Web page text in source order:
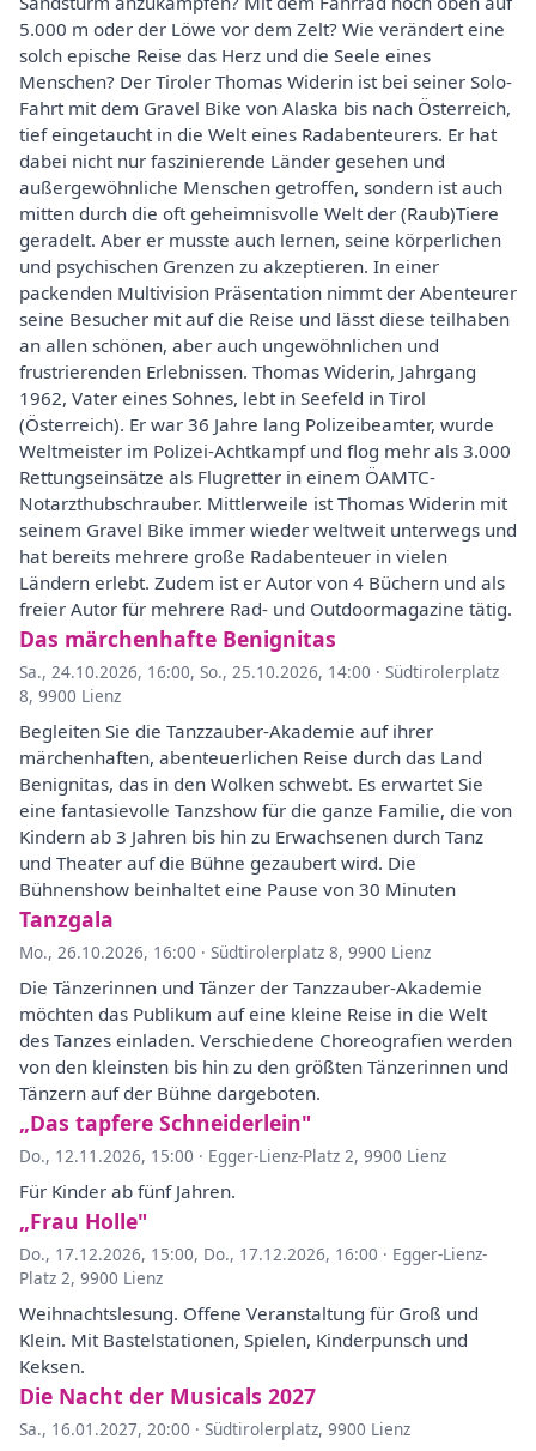
5.000 m oder der Löwe vor dem Zelt? Wie verändert eine
solch epische Reise das Herz und die Seele eines
Menschen? Der Tiroler Thomas Widerin ist bei seiner Solo-
Fahrt mit dem Gravel Bike von Alaska bis nach Österreich,
tief eingetaucht in die Welt eines Radabenteurers. Er hat
dabei nicht nur faszinierende Länder gesehen und
außergewöhnliche Menschen getroffen, sondern ist auch
mitten durch die oft geheimnisvolle Welt der (Raub)Tiere
geradelt. Aber er musste auch lernen, seine körperlichen
und psychischen Grenzen zu akzeptieren. In einer
packenden Multivision Präsentation nimmt der Abenteurer
seine Besucher mit auf die Reise und lässt diese teilhaben
an allen schönen, aber auch ungewöhnlichen und
frustrierenden Erlebnissen. Thomas Widerin, Jahrgang
1962, Vater eines Sohnes, lebt in Seefeld in Tirol
(Österreich). Er war 36 Jahre lang Polizeibeamter, wurde
Weltmeister im Polizei-Achtkampf und flog mehr als 3.000
Rettungseinsätze als Flugretter in einem ÖAMTC-
Notarzthubschrauber. Mittlerweile ist Thomas Widerin mit
seinem Gravel Bike immer wieder weltweit unterwegs und
hat bereits mehrere große Radabenteuer in vielen
Ländern erlebt. Zudem ist er Autor von 4 Büchern und als
freier Autor für mehrere Rad- und Outdoormagazine tätig.
Das märchenhafte Benignitas
Sa., 24.10.2026, 16:00, So., 25.10.2026, 14:00 · Südtirolerplatz
8, 9900 Lienz
Begleiten Sie die Tanzzauber-Akademie auf ihrer
märchenhaften, abenteuerlichen Reise durch das Land
Benignitas, das in den Wolken schwebt. Es erwartet Sie
eine fantasievolle Tanzshow für die ganze Familie, die von
Kindern ab 3 Jahren bis hin zu Erwachsenen durch Tanz
und Theater auf die Bühne gezaubert wird. Die
Bühnenshow beinhaltet eine Pause von 30 Minuten
Tanzgala
Mo., 26.10.2026, 16:00 · Südtirolerplatz 8, 9900 Lienz
Die Tänzerinnen und Tänzer der Tanzzauber-Akademie
möchten das Publikum auf eine kleine Reise in die Welt
des Tanzes einladen. Verschiedene Choreografien werden
von den kleinsten bis hin zu den größten Tänzerinnen und
Tänzern auf der Bühne dargeboten.
„Das tapfere Schneiderlein"
Do., 12.11.2026, 15:00 · Egger-Lienz-Platz 2, 9900 Lienz
Für Kinder ab fünf Jahren.
„Frau Holle"
Do., 17.12.2026, 15:00, Do., 17.12.2026, 16:00 · Egger-Lienz-
Platz 2, 9900 Lienz
Weihnachtslesung. Offene Veranstaltung für Groß und
Klein. Mit Bastelstationen, Spielen, Kinderpunsch und
Keksen.
Die Nacht der Musicals 2027
Sa., 16.01.2027, 20:00 · Südtirolerplatz, 9900 Lienz